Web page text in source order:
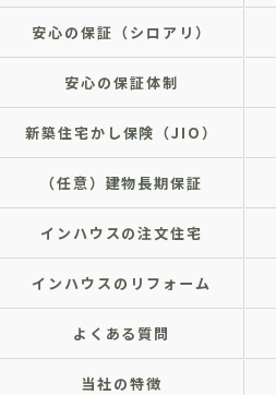
安心の保証（シロアリ）
安心の保証体制
新築住宅かし保険（JIO）
（任意）建物長期保証
インハウスの注文住宅
インハウスのリフォーム
よくある質問
当社の特徴